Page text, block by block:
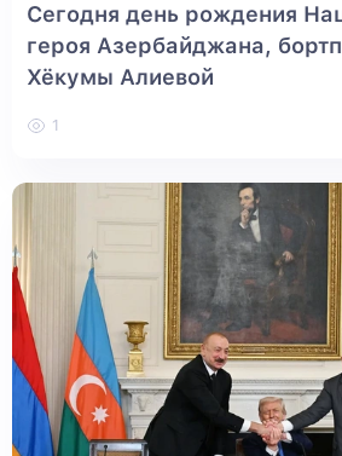
Сегодня день рождения
героя Азербайджана,
Хёкумы Алиевой
1